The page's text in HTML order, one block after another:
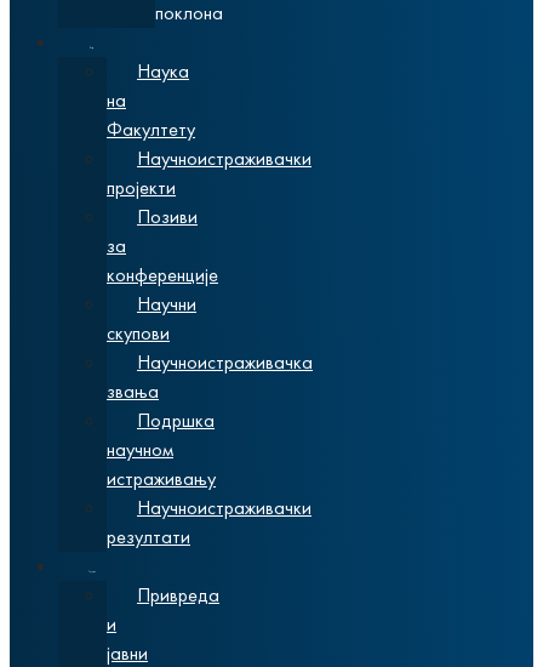
поклона
Наука
на
Факултету
Научноистраживачки
пројекти
Позиви
за
конференције
Научни
скупови
Научноистраживачка
звања
Подршка
научном
истраживању
Научноистраживачки
резултати
Привреда
и
јавни